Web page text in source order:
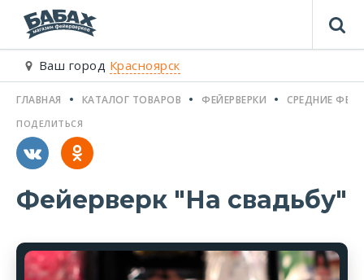
Ваш город Красноярск
ГЛАВНАЯ КАТАЛОГ ТОВАРОВ ФЕЙЕРВЕРКИ СРЕДНИЕ
Фейерверк "На свадьбу"
ПОДЕЛИТЬСЯ